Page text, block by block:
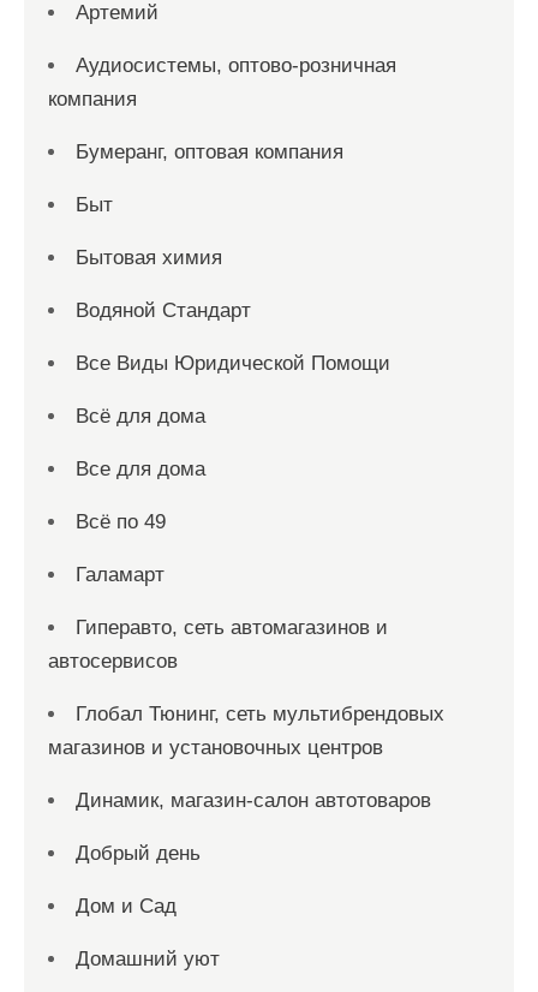
Артемий
Аудиосистемы, оптово-розничная
компания
Бумеранг, оптовая компания
Быт
Бытовая химия
Водяной Стандарт
Все Виды Юридической Помощи
Всё для дома
Все для дома
Всё по 49
Галамарт
Гиперавто, сеть автомагазинов и
автосервисов
Глобал Тюнинг, сеть мультибрендовых
магазинов и установочных центров
Динамик, магазин-салон автотоваров
Добрый день
Дом и Сад
Домашний уют